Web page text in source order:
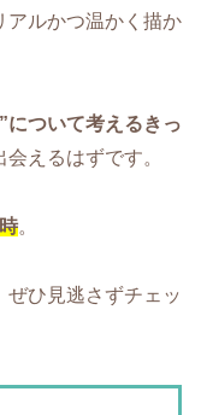
アルかつ温かく描か
について考えるきっ
えるはずです。
。
ぜひ見逃さずチェッ